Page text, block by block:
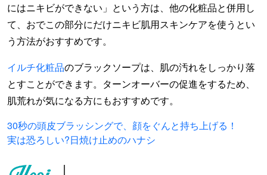
にはニキビができない」という方は、他の化粧品と併用し
て、おでこの部分にだけニキビ肌用スキンケアを使うとい
う方法がおすすめです。
イルチ化粧品のブラックソープは、肌の汚れをしっかり落
とすことができます。ターンオーバーの促進をするため、
肌荒れが気になる方にもおすすめです。
30秒の頭皮ブラッシングで、顔をぐんと持ち上げる！
実は恐ろしい?日焼け止めのハナシ